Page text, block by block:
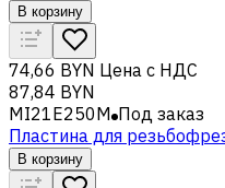
В корзину
74,66 BYN Цена с НДС
87,84 BYN
MI21E250M Под заказ
Пластина для
В корзину